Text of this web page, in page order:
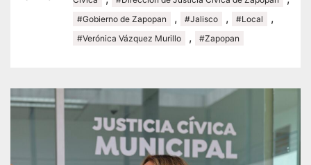
#Gobierno de Zapopan , #Jalisco , #Local ,
#Verónica Vázquez Murillo , #Zapopan